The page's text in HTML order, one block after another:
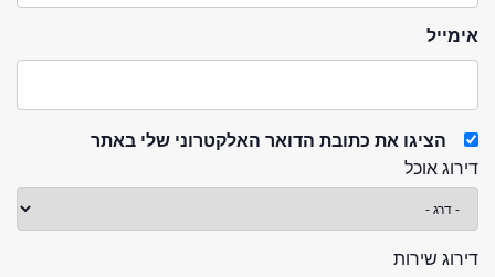
אימייל
הציגו את כתובת הדואר האלקטרוני שלי באתר
דירוג אוכל
דירוג שירות